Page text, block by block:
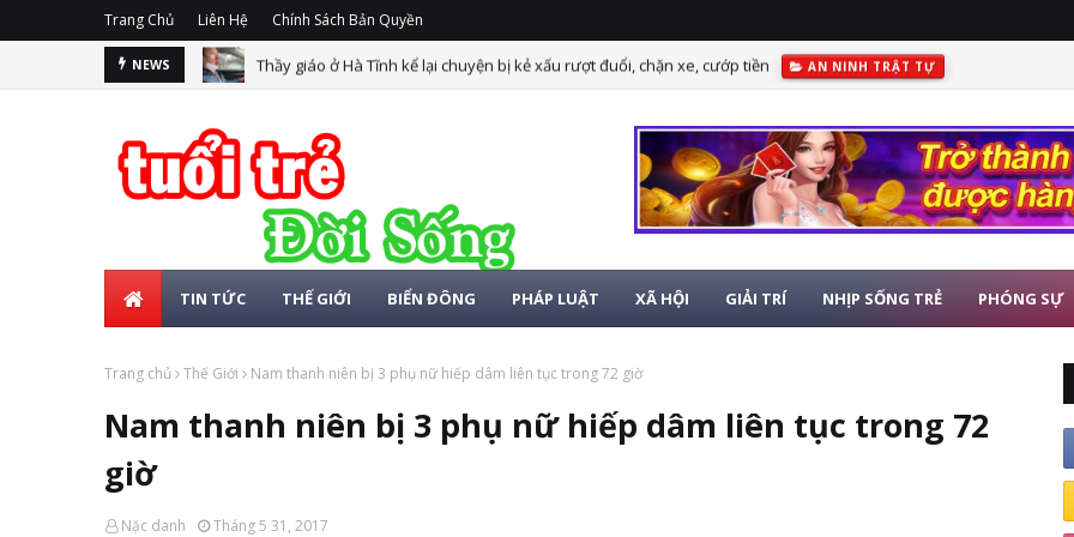
Trang Chủ Liên Hệ Chính Sách Bản Quyền
NEWS Thầy giáo ở Hà Tĩnh kể lại chuyện bị kẻ xấu rượt đuổi, chặn xe, cướp tiền AN NINH TRẬT TỰ
TIN TỨC THẾ GIỚI BIỂN ĐÔNG PHÁP LUẬT XÃ HỘI GIẢI TRÍ NHỊP SỐNG TRẺ PHÓNG SỰ
Trang chủ Thế Giới Nam thanh niên bị 3 phụ nữ hiếp dâm liên tục trong 72 giờ
Nam thanh niên bị 3 phụ nữ hiếp dâm liên tục trong 72
giờ
Nặc danh Tháng 5 31, 2017